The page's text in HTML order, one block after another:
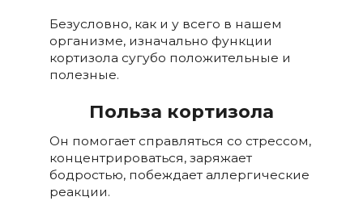
Безусловно, как и у всего в нашем
организме, изначально функции
кортизола сугубо положительные и
полезные.
Польза кортизола
Он помогает справляться со стрессом,
концентрироваться, заряжает
бодростью, побеждает аллергические
реакции.